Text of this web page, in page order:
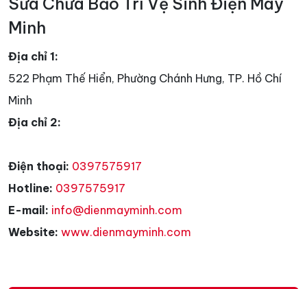
Sửa Chữa Bảo Trì Vệ Sinh Điện Máy
Minh
Địa chỉ 1:
522 Phạm Thế Hiển, Phường Chánh Hưng, TP. Hồ Chí
Minh
Địa chỉ 2:
Điện thoại: 0397575917
Hotline: 0397575917
E-mail: info@dienmayminh.com
Website: www.dienmayminh.com